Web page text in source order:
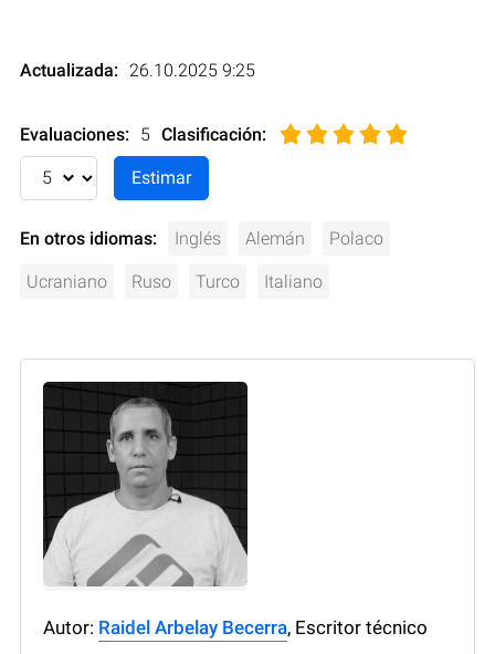
Actualizada: 26.10.2025 9:25
Evaluaciones: 5 Clasificación:
En otros idiomas: Inglés Alemán Polaco
Ucraniano Ruso Turco Italiano
Autor: Raidel Arbelay Becerra, Escritor técnico